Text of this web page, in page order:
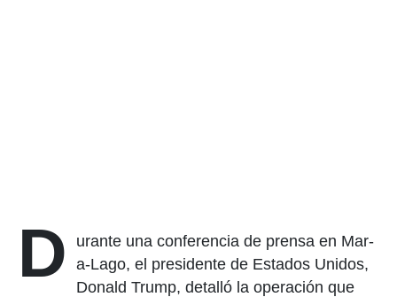
D
urante una conferencia de prensa en Mar-
a-Lago, el presidente de Estados Unidos,
Donald Trump, detalló la operación que